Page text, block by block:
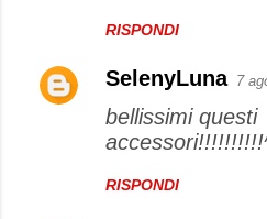
RISPONDI
SelenyLuna 7
bellissimi questi
RISPONDI